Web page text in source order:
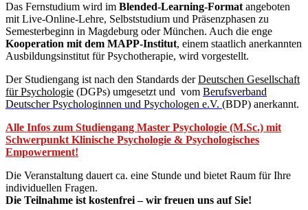
Das Fernstudium wird im Blended-Learning-Format angeboten
mit Live-Online-Lehre, Selbststudium und Präsenzphasen zu
Semesterbeginn in Magdeburg oder München. Auch die enge
Kooperation mit dem MAPP-Institut, einem staatlich anerkannten
Ausbildungsinstitut für Psychotherapie, wird vorgestellt.
Der Studiengang ist nach den Standards derDeutschen Gesellschaft
für Psychologie (DGPs) umgesetzt und vom Berufsverband
Deutscher Psychologinnen und Psychologen e.V. (BDP) anerkannt.
Alle Infos zum Studiengang Master Psychologie (M.Sc.) mit
Schwerpunkt Klinische Psychologie & Psychologisches
Empowerment!
Die Veranstaltung dauert ca. eine Stunde und bietet Raum für Ihre
individuellen Fragen.
Die Teilnahme ist kostenfrei – wir freuen uns auf Sie!